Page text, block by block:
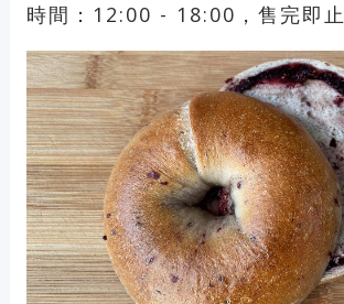
時間：12:00 - 18:00，售完即止